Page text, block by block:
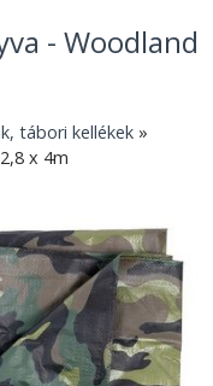
- Woodland
tábori kellékek »
x 4m